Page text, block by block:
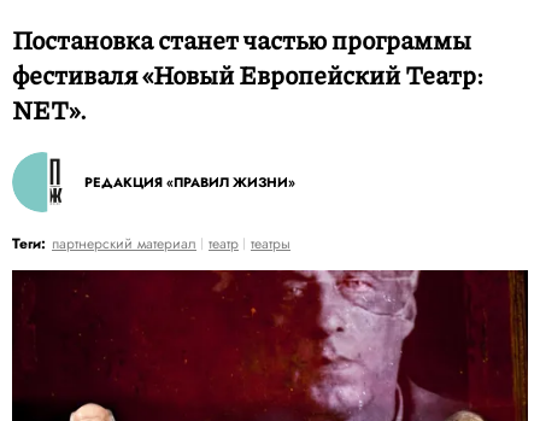
Постановка станет частью программы
фестиваля «Новый Европейский Театр:
NET».
РЕДАКЦИЯ «ПРАВИЛ ЖИЗНИ»
Теги: партнерский материал театр театры